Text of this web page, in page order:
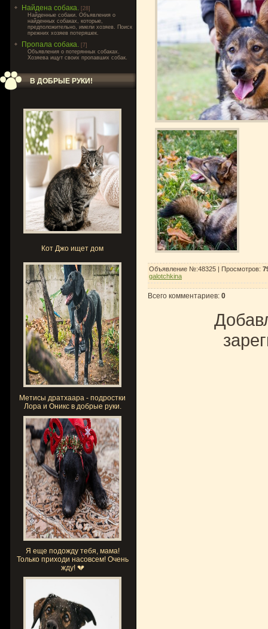
Найдена собака. [28]
Найденные собаки. Объявления о
найденных собаках, которые,
предположительно, имели хозяев. Поиск
прежних хозяев потеряшек.
Пропала собака. [7]
Объявления о потерянных собаках.
Хозяева ищут своих пропавших собак.
В ДОБРЫЕ РУКИ!
Кот Джо ищет дом
Метисы дратхаара - подростки
Лора и Оникс в добрые руки.
Я еще подожду тебя, мама!
Только приходи насовсем! Очень
жду! 💔
Объявление №:48325 | Просмотров:
galotchkina
Всего комментариев: 0